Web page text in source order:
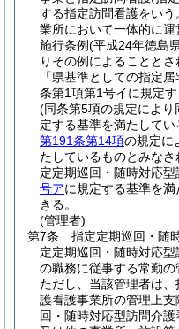
する指定訪問看護をいう
業所において一体的に
施行条例(平成24年徳島
りその例によることと
「県基準としての指定
条第1項第1号イに規定
(同条第5項の規定によ
定する基準を満たして
第191条第14項の規定に
たしているものとみな
定定期巡回・随時対応型
号アに規定する基準を
きる。
(管理者)
第7条
指定定期巡回・随
定定期巡回・随時対応
の職務に従事する常勤の
ただし、当該管理者は
護看護事業所の管理上
回・随時対応型訪問介護